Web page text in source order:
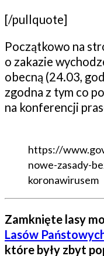
[/pullquote]
Początkowo na
o zakazie
obecną (24.03,
zgodna z tym co
na konferencji
https://
nowe-zasady-
koronawirusem
Zamknięte lasy
Lasów
które były zbyt